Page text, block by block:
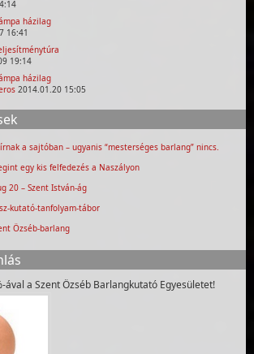
házilag
16:41
19:14
házilag
2014.01.20 15:05
a sajtóban – ugyanis “mesterséges barlang” nincs.
egy kis felfedezés a Naszályon
20 – Szent István-ág
kutató-tanfolyam-tábor
Özséb-barlang
ával a Szent Özséb Barlangkutató Egyesületet!